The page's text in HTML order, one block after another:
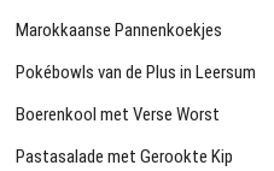
Marokkaanse Pannenkoekjes
Pokébowls van de Plus in Leersum
Boerenkool met Verse Worst
Pastasalade met Gerookte Kip